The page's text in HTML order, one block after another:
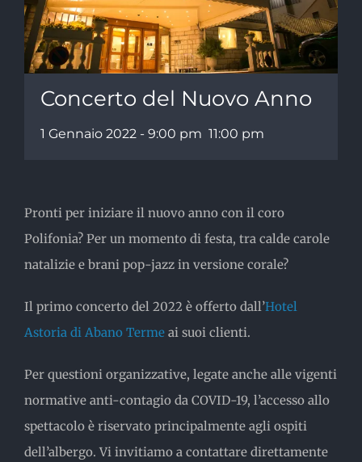
Concerto del Nuovo Anno
1 Gennaio 2022 - 9:00 pm 11:00 pm
Pronti per iniziare il nuovo anno con il coro
Polifonia? Per un momento di festa, tra calde carole
natalizie e brani pop-jazz in versione corale?
Il primo concerto del 2022 è offerto dall’Hotel
Astoria di Abano Terme ai suoi clienti.
Per questioni organizzative, legate anche alle vigenti
normative anti-contagio da COVID-19, l’accesso allo
spettacolo è riservato principalmente agli ospiti
dell’albergo. Vi invitiamo a contattare direttamente